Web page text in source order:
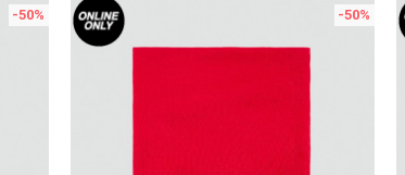
-50% -50%